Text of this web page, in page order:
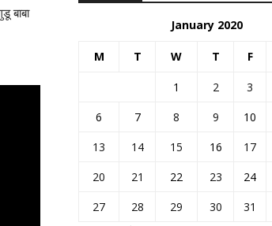
बाबा
January 2020
M T W T F
1 2 3
6
7 8 9 10
13
14 15 16 17
20
21 22 23 24
27
28 29 30
31